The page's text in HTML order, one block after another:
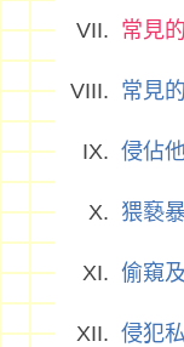
常見
常見
侵佔
猥褻
偷窺
侵犯